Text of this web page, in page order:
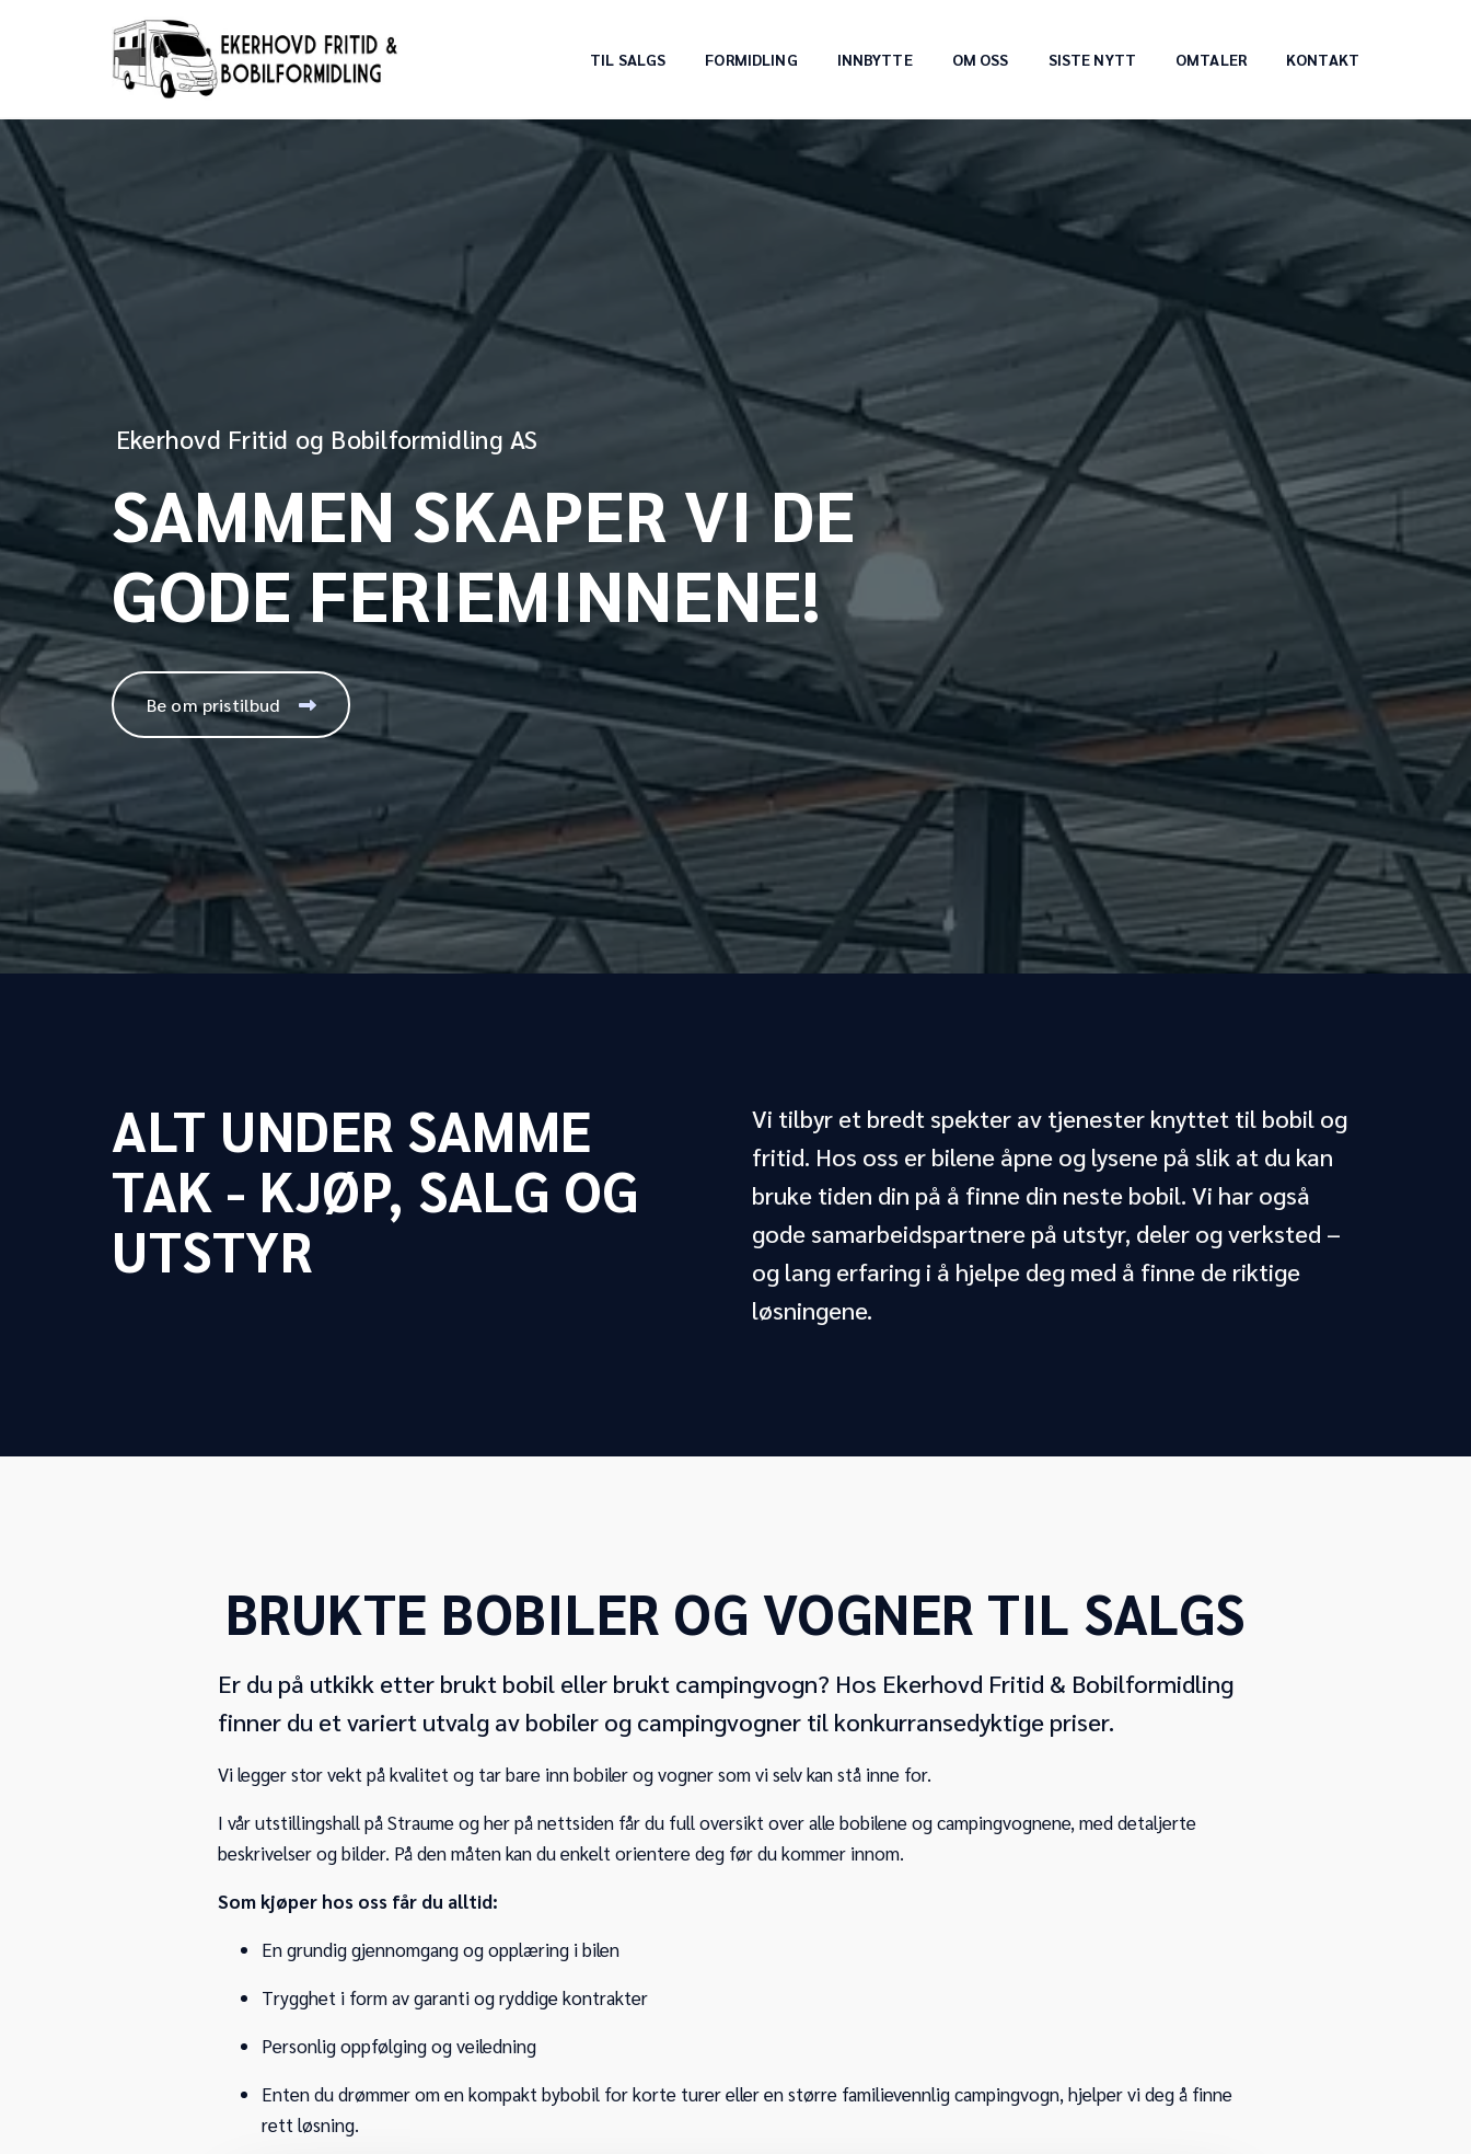
TIL SALGS FORMIDLING INNBYTTE OM OSS SISTE NYTT OMTALER KONTAKT
Ekerhovd Fritid og Bobilformidling AS
SAMMEN SKAPER VI DE
GODE FERIEMINNENE!
Be om pristilbud
ALT UNDER SAMME
TAK - KJØP, SALG OG
UTSTYR
Vi tilbyr et bredt spekter av tjenester knyttet til bobil og
fritid. Hos oss er bilene åpne og lysene på slik at du kan
bruke tiden din på å finne din neste bobil. Vi har også
gode samarbeidspartnere på utstyr, deler og verksted –
og lang erfaring i å hjelpe deg med å finne de riktige
løsningene.
BRUKTE BOBILER OG VOGNER TIL SALGS
Er du på utkikk etter brukt bobil eller brukt campingvogn? Hos Ekerhovd Fritid & Bobilformidling
finner du et variert utvalg av bobiler og campingvogner til konkurransedyktige priser.
Vi legger stor vekt på kvalitet og tar bare inn bobiler og vogner som vi selv kan stå inne for.
I vår utstillingshall på Straume og her på nettsiden får du full oversikt over alle bobilene og campingvognene, med detaljerte
beskrivelser og bilder. På den måten kan du enkelt orientere deg før du kommer innom.
Som kjøper hos oss får du alltid:
En grundig gjennomgang og opplæring i bilen
Trygghet i form av garanti og ryddige kontrakter
Personlig oppfølging og veiledning
Enten du drømmer om en kompakt bybobil for korte turer eller en større familievennlig campingvogn, hjelper vi deg å finne
rett løsning.